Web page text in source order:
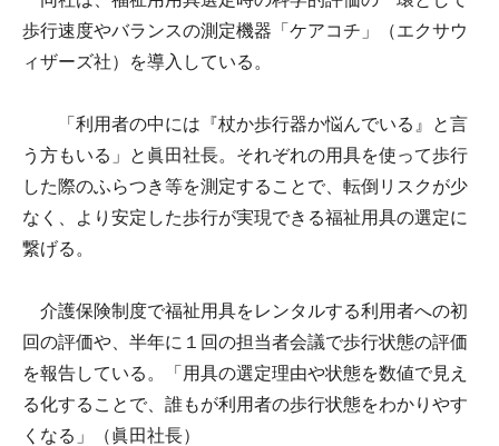
歩行速度やバランスの測定機器「ケアコチ」（エクサウ
ィザーズ社）を導入している。
「利用者の中には『杖か歩行器か悩んでいる』と言
う方もいる」と眞田社長。それぞれの用具を使って歩行
した際のふらつき等を測定することで、転倒リスクが少
なく、より安定した歩行が実現できる福祉用具の選定に
繋げる。
介護保険制度で福祉用具をレンタルする利用者への初
回の評価や、半年に１回の担当者会議で歩行状態の評価
を報告している。「用具の選定理由や状態を数値で見え
る化することで、誰もが利用者の歩行状態をわかりやす
くなる」（眞田社長）